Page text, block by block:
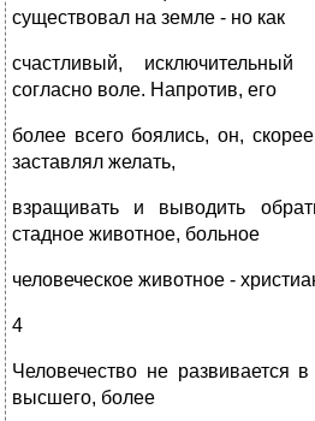
существовал на земле - но как
счастливый,
согласно воле. Напротив, его
более всего боялись, он,
заставлял желать,
взращивать и выводить
стадное животное, больное
человеческое животное -
4
Человечество не развивается
высшего, более